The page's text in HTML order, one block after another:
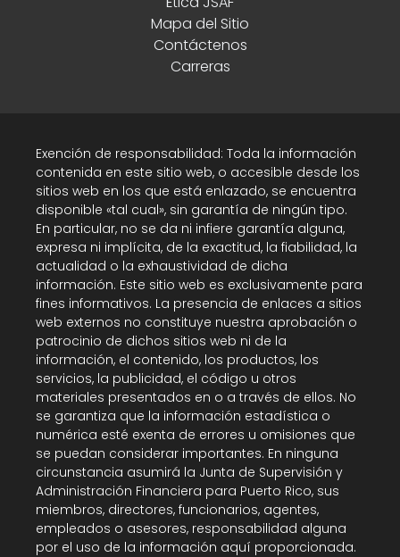
Mapa del Sitio
Contáctenos
Carreras
Exención de responsabilidad: Toda la información
contenida en este sitio web, o accesible desde los
sitios web en los que está enlazado, se encuentra
disponible «tal cual», sin garantía de ningún tipo.
En particular, no se da ni infiere garantía alguna,
expresa ni implícita, de la exactitud, la fiabilidad, la
actualidad o la exhaustividad de dicha
información. Este sitio web es exclusivamente para
fines informativos. La presencia de enlaces a sitios
web externos no constituye nuestra aprobación o
patrocinio de dichos sitios web ni de la
información, el contenido, los productos, los
servicios, la publicidad, el código u otros
materiales presentados en o a través de ellos. No
se garantiza que la información estadística o
numérica esté exenta de errores u omisiones que
se puedan considerar importantes. En ninguna
circunstancia asumirá la Junta de Supervisión y
Administración Financiera para Puerto Rico, sus
miembros, directores, funcionarios, agentes,
empleados o asesores, responsabilidad alguna
por el uso de la información aquí proporcionada.